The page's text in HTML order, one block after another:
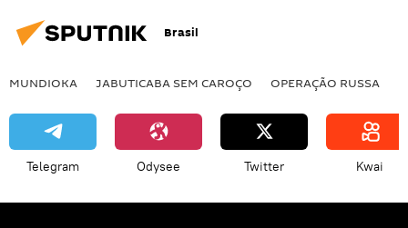
Brasil
MUNDIOKA JABUTICABA SEM CAROÇO OPERAÇÃO RUSSA
Telegram Odysee Twitter Kwai